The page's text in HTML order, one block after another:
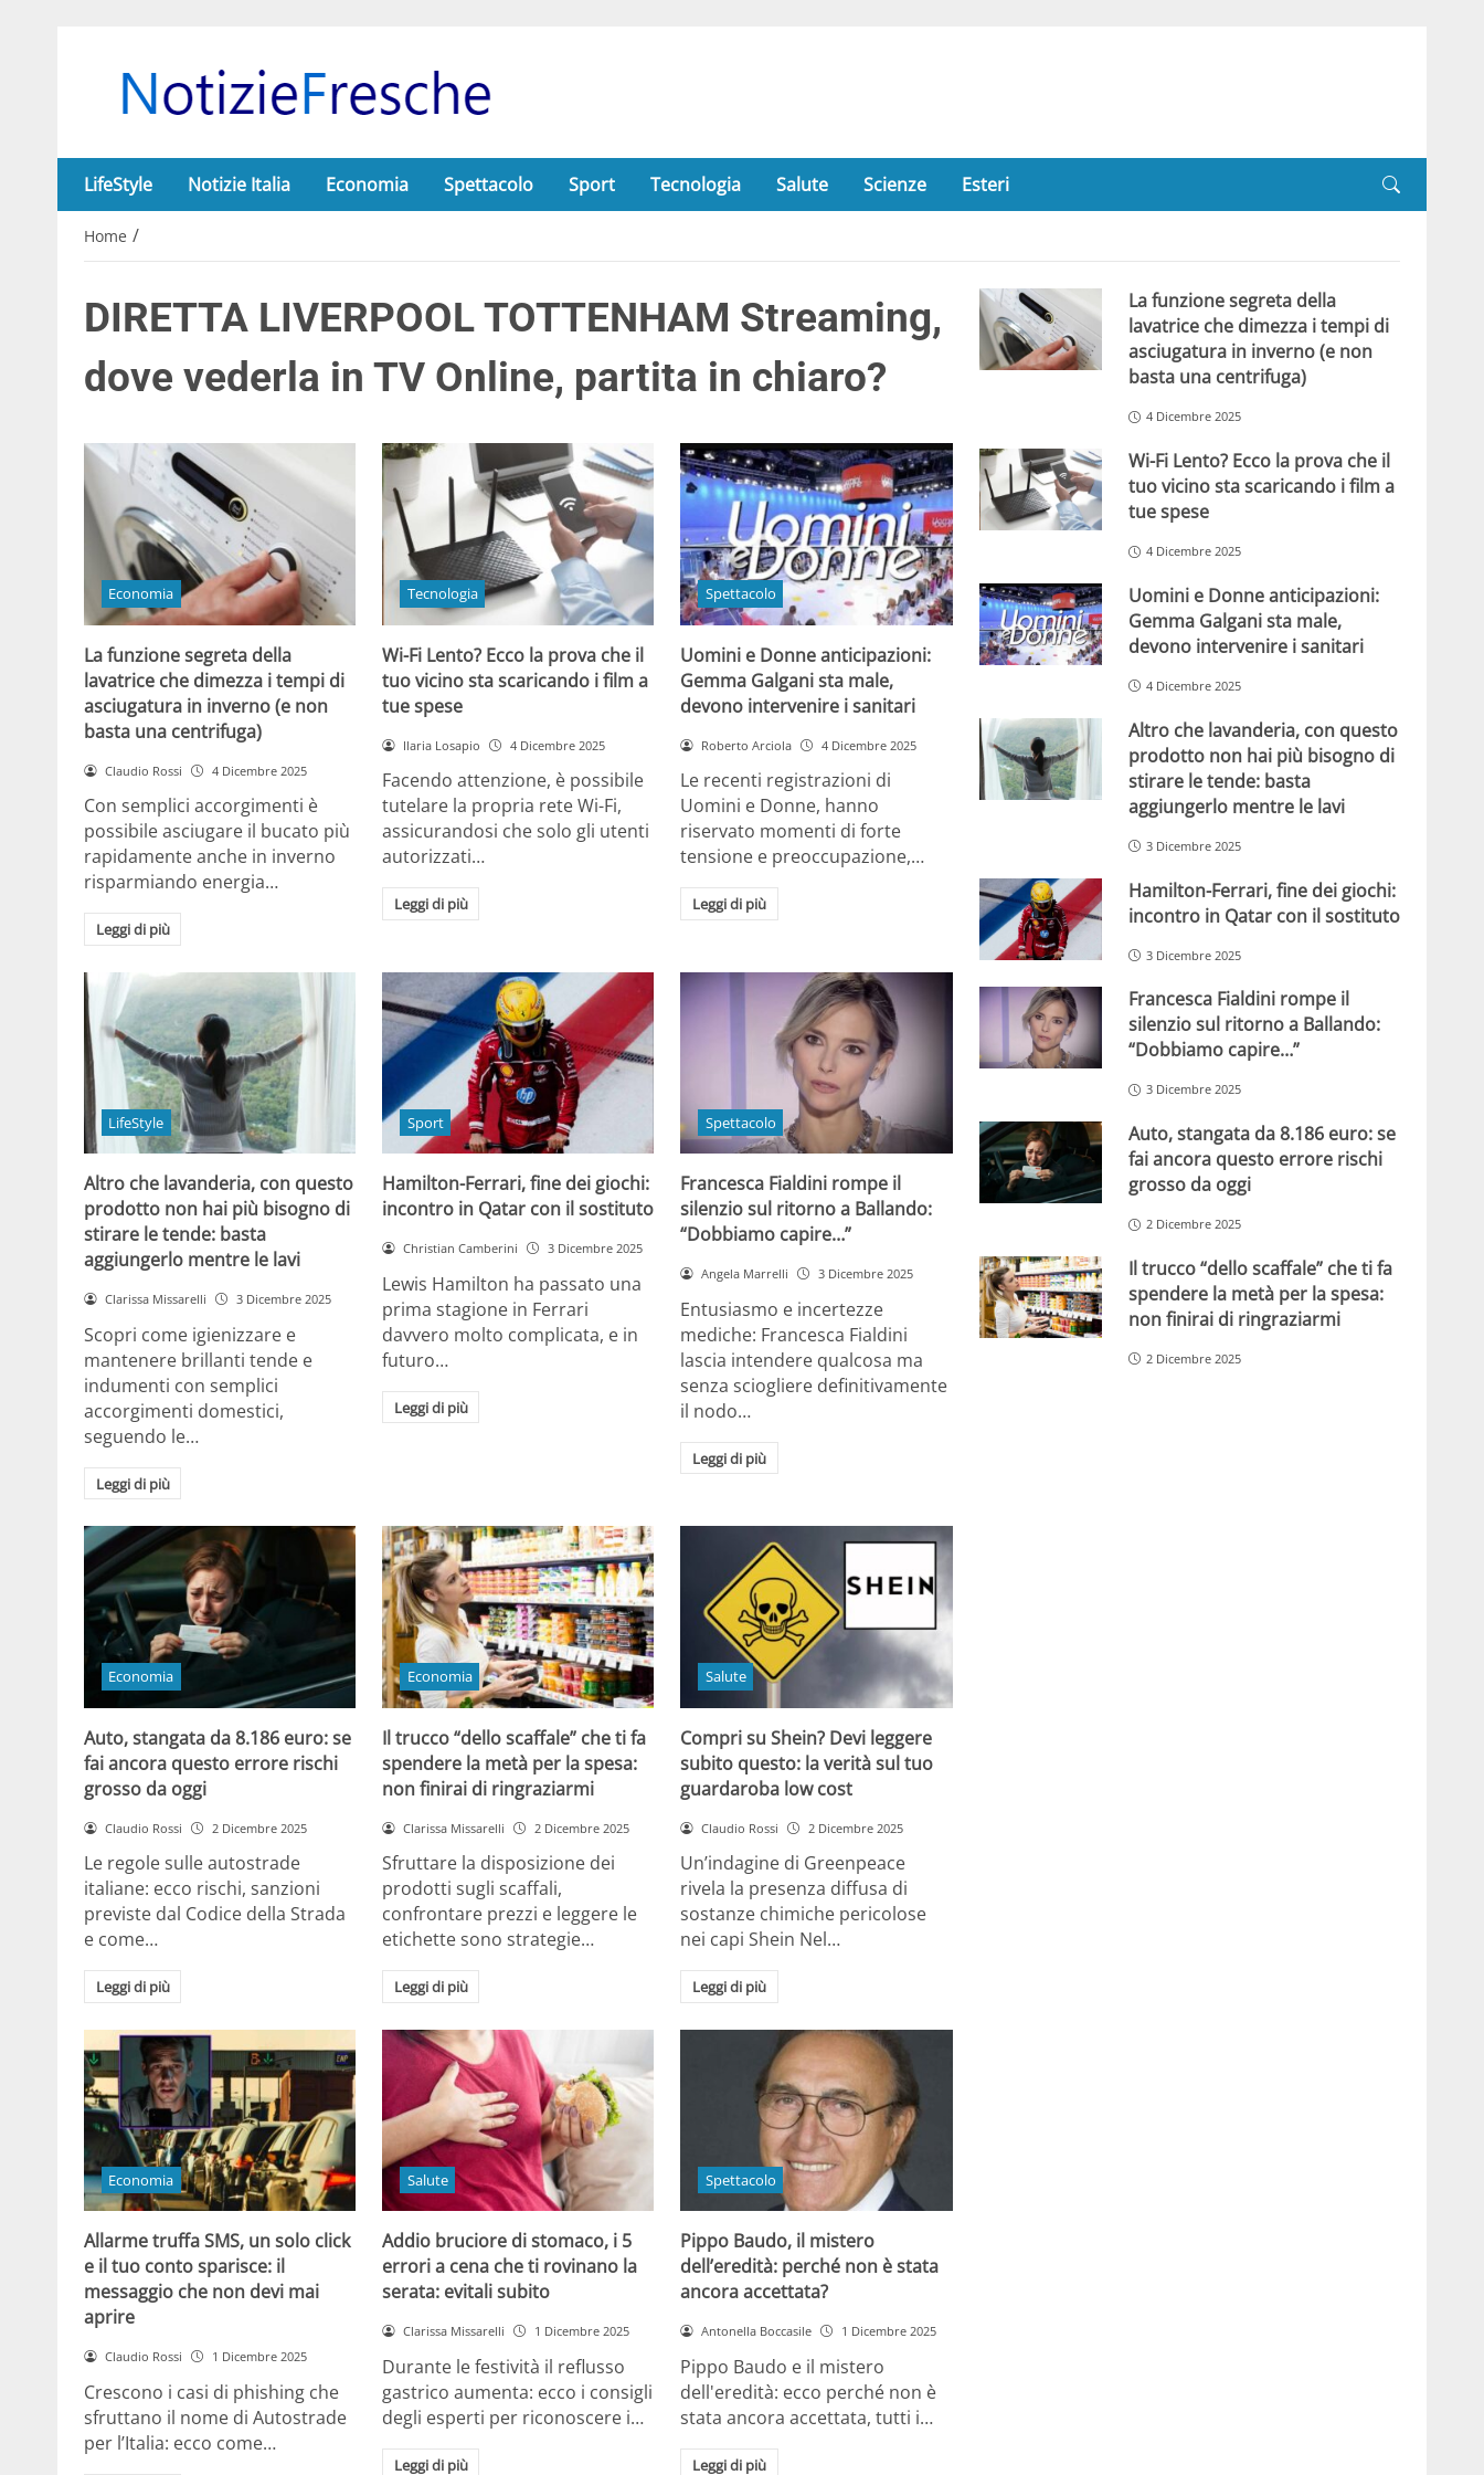
LifeStyle Notizie Italia Economia Spettacolo Sport Tecnologia Salute Scienze Esteri
Home /
DIRETTA LIVERPOOL TOTTENHAM Streaming,
dove vederla in TV Online, partita in chiaro?
Economia
La funzione segreta della
lavatrice che dimezza i tempi di
asciugatura in inverno (e non
basta una centrifuga)
Claudio Rossi 4 Dicembre 2025
Con semplici accorgimenti è
possibile asciugare il bucato più
rapidamente anche in inverno
risparmiando energia…
Leggi di più
Tecnologia
Wi-Fi Lento? Ecco la prova che il
tuo vicino sta scaricando i film a
tue spese
Ilaria Losapio 4 Dicembre 2025
Facendo attenzione, è possibile
tutelare la propria rete Wi-Fi,
assicurandosi che solo gli utenti
autorizzati…
Leggi di più
Spettacolo
Uomini e Donne anticipazioni:
Gemma Galgani sta male,
devono intervenire i sanitari
Roberto Arciola 4 Dicembre 2025
Le recenti registrazioni di
Uomini e Donne, hanno
riservato momenti di forte
tensione e preoccupazione,…
Leggi di più
LifeStyle
Altro che lavanderia, con questo
prodotto non hai più bisogno di
stirare le tende: basta
aggiungerlo mentre le lavi
Clarissa Missarelli 3 Dicembre 2025
Scopri come igienizzare e
mantenere brillanti tende e
indumenti con semplici
accorgimenti domestici,
seguendo le…
Leggi di più
Sport
Hamilton-Ferrari, fine dei giochi:
incontro in Qatar con il sostituto
Christian Camberini 3 Dicembre 2025
Lewis Hamilton ha passato una
prima stagione in Ferrari
davvero molto complicata, e in
futuro…
Leggi di più
Spettacolo
Francesca Fialdini rompe il
silenzio sul ritorno a Ballando:
“Dobbiamo capire…”
Angela Marrelli 3 Dicembre 2025
Entusiasmo e incertezze
mediche: Francesca Fialdini
lascia intendere qualcosa ma
senza sciogliere definitivamente
il nodo…
Leggi di più
Economia
Auto, stangata da 8.186 euro: se
fai ancora questo errore rischi
grosso da oggi
Claudio Rossi 2 Dicembre 2025
Le regole sulle autostrade
italiane: ecco rischi, sanzioni
previste dal Codice della Strada
e come…
Leggi di più
Economia
Il trucco “dello scaffale” che ti fa
spendere la metà per la spesa:
non finirai di ringraziarmi
Clarissa Missarelli 2 Dicembre 2025
Sfruttare la disposizione dei
prodotti sugli scaffali,
confrontare prezzi e leggere le
etichette sono strategie…
Leggi di più
Salute
Compri su Shein? Devi leggere
subito questo: la verità sul tuo
guardaroba low cost
Claudio Rossi 2 Dicembre 2025
Un’indagine di Greenpeace
rivela la presenza diffusa di
sostanze chimiche pericolose
nei capi Shein Nel…
Leggi di più
Economia
Allarme truffa SMS, un solo click
e il tuo conto sparisce: il
messaggio che non devi mai
aprire
Claudio Rossi 1 Dicembre 2025
Crescono i casi di phishing che
sfruttano il nome di Autostrade
per l’Italia: ecco come…
Salute
Addio bruciore di stomaco, i 5
errori a cena che ti rovinano la
serata: evitali subito
Clarissa Missarelli 1 Dicembre 2025
Durante le festività il reflusso
gastrico aumenta: ecco i consigli
degli esperti per riconoscere i…
Leggi di più
Spettacolo
Pippo Baudo, il mistero
dell’eredità: perché non è stata
ancora accettata?
Antonella Boccasile 1 Dicembre 2025
Pippo Baudo e il mistero
dell'eredità: ecco perché non è
stata ancora accettata, tutti i…
Leggi di più
La funzione segreta della
lavatrice che dimezza i tempi di
asciugatura in inverno (e non
basta una centrifuga)
4 Dicembre 2025
Wi-Fi Lento? Ecco la prova che il
tuo vicino sta scaricando i film a
tue spese
4 Dicembre 2025
Uomini e Donne anticipazioni:
Gemma Galgani sta male,
devono intervenire i sanitari
4 Dicembre 2025
Altro che lavanderia, con questo
prodotto non hai più bisogno di
stirare le tende: basta
aggiungerlo mentre le lavi
3 Dicembre 2025
Hamilton-Ferrari, fine dei giochi:
incontro in Qatar con il sostituto
3 Dicembre 2025
Francesca Fialdini rompe il
silenzio sul ritorno a Ballando:
“Dobbiamo capire…”
3 Dicembre 2025
Auto, stangata da 8.186 euro: se
fai ancora questo errore rischi
grosso da oggi
2 Dicembre 2025
Il trucco “dello scaffale” che ti fa
spendere la metà per la spesa:
non finirai di ringraziarmi
2 Dicembre 2025